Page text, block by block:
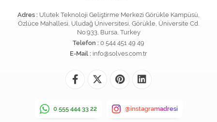
Adres : Ulutek Teknoloji Geliştirme Merkezi Görükle Kampüsü,
Özlüce Mahallesi, Uludağ Üniversitesi, Görükle, Üniversite Cd.
No:933, Bursa, Turkey
Telefon : 0 544 451 49 49
E-Mail : info@solves.com.tr
0 555 444 33 22 @instagramadresi